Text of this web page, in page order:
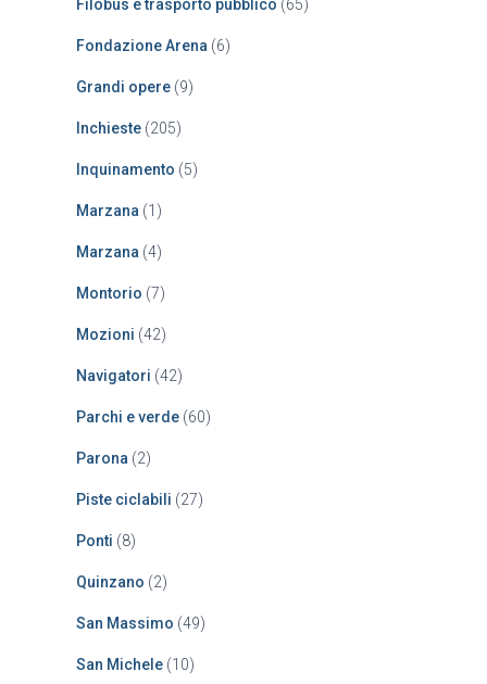
Filobus e trasporto pubblico (65)
Fondazione Arena (6)
Grandi opere (9)
Inchieste (205)
Inquinamento (5)
Marzana (1)
Marzana (4)
Montorio (7)
Mozioni (42)
Navigatori (42)
Parchi e verde (60)
Parona (2)
Piste ciclabili (27)
Ponti (8)
Quinzano (2)
San Massimo (49)
San Michele (10)